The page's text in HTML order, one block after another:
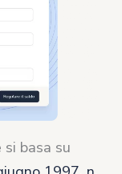
basa su